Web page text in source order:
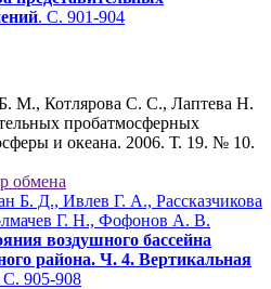
. С. 901-904
М., Котлярова С. С., Лаптева Н.
пробатмосферных
и океана. 2006. Т. 19. № 10.
обмена
Б. Д., Ивлев Г. А., Рассказчикова
Г. Н., Фофонов А. В.
воздушного бассейна
района. Ч. 4. Вертикальная
С. 905-908